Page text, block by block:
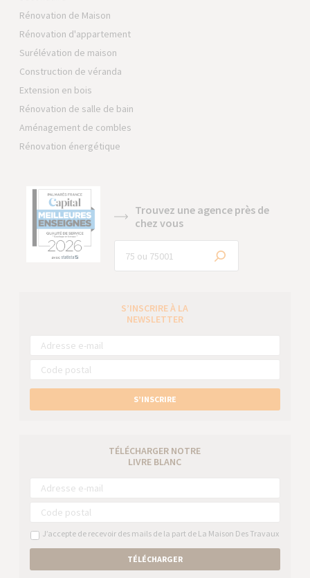
Rénovation de Maison
Rénovation d'appartement
Surélévation de maison
Construction de véranda
Extension en bois
Rénovation de salle de bain
Aménagement de combles
Rénovation énergétique
Trouvez une agence près de
chez vous
S’INSCRIRE À LA
NEWSLETTER
S’INSCRIRE
TÉLÉCHARGER NOTRE
LIVRE BLANC
J’accepte de recevoir des mails de la part de La Maison Des Travaux
TÉLÉCHARGER